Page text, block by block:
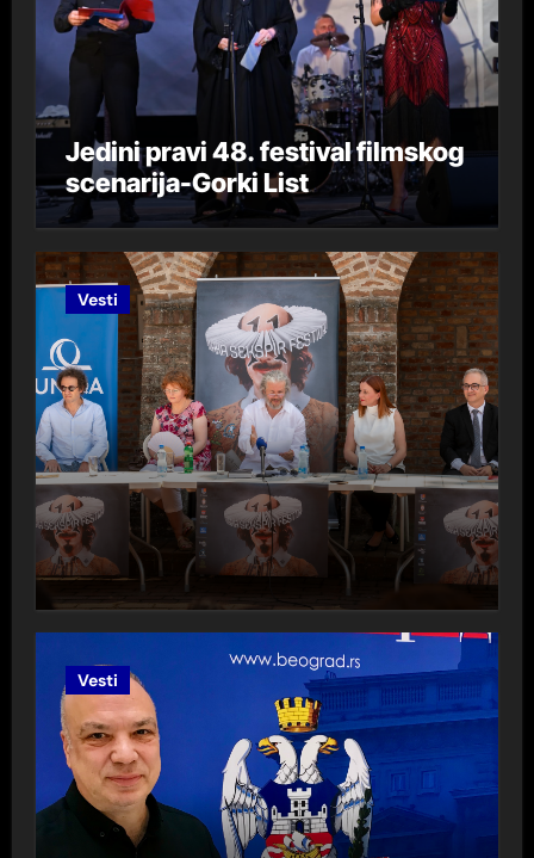
Jedini pravi 48. festival filmskog
scenarija-Gorki List
Vesti
Vesti